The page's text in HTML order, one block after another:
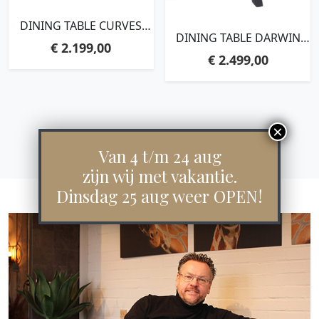
DINING TABLE CURVES
BLACK,78X260X100 CM,
€ 2.199,00
DINING TABLE DARWIN
RECYCLED TEAKWOOD
€2.499,00
Van 4 t/m 24 aug
zijn wij met vakantie.
Dinsdag 25 aug weer OPEN!